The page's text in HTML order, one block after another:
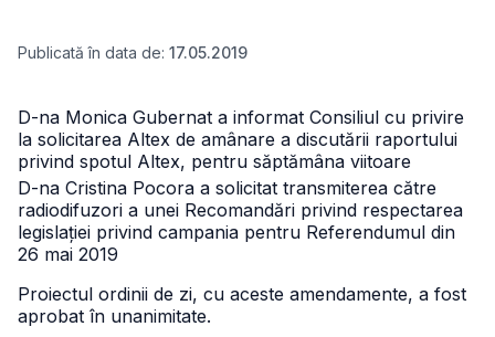
Publicată în data de: 17.05.2019
D-na Monica Gubernat a informat Consiliul cu privire
la solicitarea Altex de amânare a discutării raportului
privind spotul Altex, pentru săptămâna viitoare
D-na Cristina Pocora a solicitat transmiterea către
radiodifuzori a unei Recomandări privind respectarea
legislației privind campania pentru Referendumul din
26 mai 2019
Proiectul ordinii de zi, cu aceste amendamente, a fost
aprobat în unanimitate.